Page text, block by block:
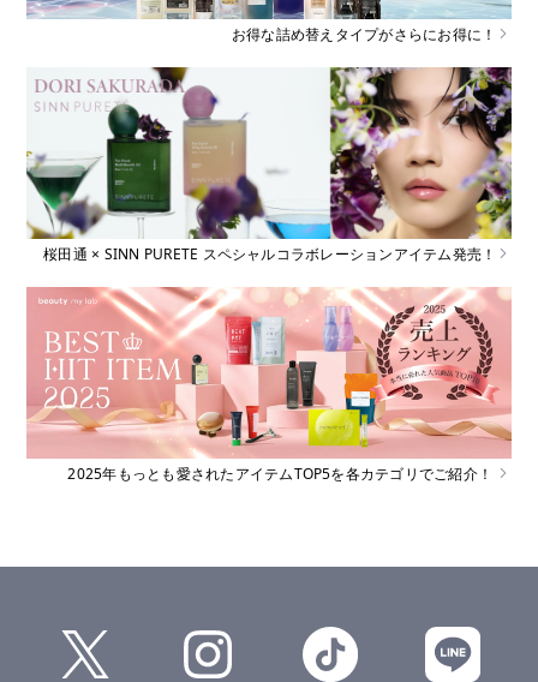
お得な詰め替えタイプがさらにお得に！
桜田通 × SINN PURETE スペシャルコラボレーションアイテム発売！
2025年もっとも愛されたアイテムTOP5を各カテゴリでご紹介！